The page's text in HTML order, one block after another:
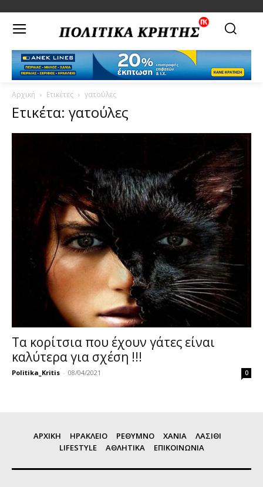
Αρχική Ετικέτες γατούλες
Ετικέτα: γατούλες
Τα κορίτσια που έχουν γάτες είναι
καλύτερα για σχέση !!!
Politika_Kritis - 08/04/2021 0
ΑΡΧΙΚΗ ΗΡΑΚΛΕΙΟ ΡΕΘΥΜΝΟ ΧΑΝΙΑ
ΛΑΣΙΘΙ
LIFESTYLE
ΑΘΛΗΤΙΚΑ ΕΠΙΚΟΙΝΩΝΙΑ